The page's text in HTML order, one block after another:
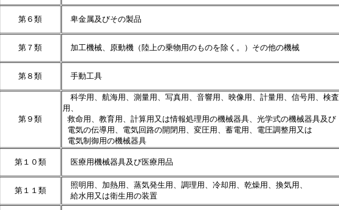
第６類 卑金属及びその製品
第７類 加工機械、原動機（陸上の乗物用のものを除く。）その他の機械
第８類 手動工具
第９類
科学用、航海用、測量用、写真用、音響用、映像用、計量用、信号用、検査
用、
救命用、教育用、計算用又は情報処理用の機械器具、光学式の機械器具及び
電気の伝導用、電気回路の開閉用、変圧用、蓄電用、電圧調整用又は
電気制御用の機械器具
第１０類 医療用機械器具及び医療用品
第１１類
照明用、加熱用、蒸気発生用、調理用、冷却用、乾燥用、換気用、
給水用又は衛生用の装置